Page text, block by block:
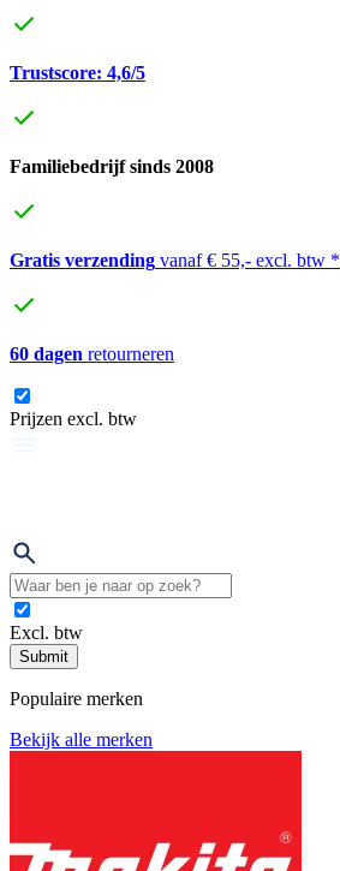
Trustscore: 4,6/5
Familiebedrijf sinds 2008
Gratis verzending vanaf € 55,- excl. btw *
60 dagen retourneren
Prijzen excl. btw
Excl. btw
Submit
Populaire merken
Bekijk alle merken